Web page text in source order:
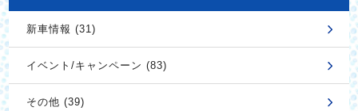
新車情報 (31)
イベント/キャンペーン (83)
その他 (39)